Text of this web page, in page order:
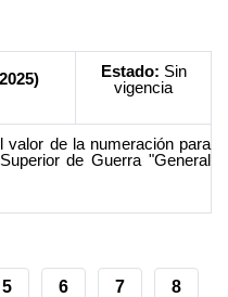
Estado: Sin
vigencia
valor de la numeración para
de Guerra "General
PAGE
5 PAGE
6 PAGE
7 PAGE
8